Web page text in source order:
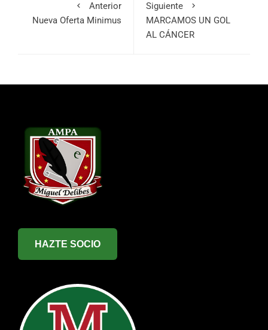
Anterior
Nueva Oferta Minimus
Siguiente
MARCAMOS UN GOL
AL CÁNCER
HAZTE SOCIO